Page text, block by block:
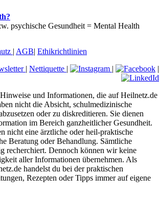
psychische Gesundheit = Mental Health
| AGB| Ethikrichtlinien
| Nettiquette | | |
und Informationen, die auf Heilnetz.de
nicht die Absicht, schulmedizinische
oder zu diskreditieren. Sie dienen
im Bereich ganzheitlicher Gesundheit.
nicht eine ärztliche oder heil-praktische
Beratung oder Behandlung. Sämtliche
recherchiert. Dennoch können wir keine
aller Informationen übernehmen. Als
handelst du bei der praktischen
Rezepten oder Tipps immer auf eigene